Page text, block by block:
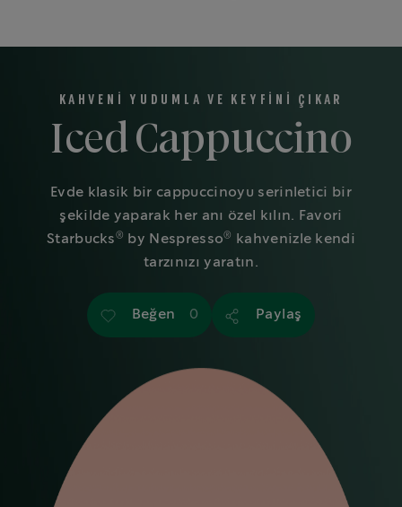
KAHVENİ YUDUMLA VE KEYFİNİ ÇIKAR
Iced Cappuccino
Evde klasik bir cappuccinoyu serinletici bir
şekilde yaparak her anı özel kılın. Favori
Starbucks ® by Nespresso®
kahvenizle kendi
tarzınızı yaratın.
Beğen 0 Paylaş